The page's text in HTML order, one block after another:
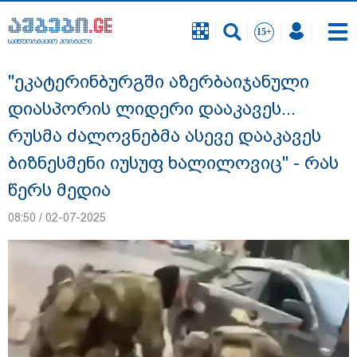
საინფორმაციო პორტალი
"გავიგე, "ნიაკოს" დამცველები გასჩენია...
იმნაძე-ნავროზაშვილები არიან
მანიპულატორები.. ჩემთვის ნია იმნაძე
მკვლელია" - ეკა კუპატაძე
საინფორმაციო პორტალი
"ეკატერინბურგში აზერბაიჯანული
დიასპორის ლიდერი დააკავეს...
რუსმა ძალოვნებმა ასევე დააკავეს
ბიზნესმენი იუსუფ ხალილოვიც" - რას
წერს მედია
08:50 / 02-07-2025